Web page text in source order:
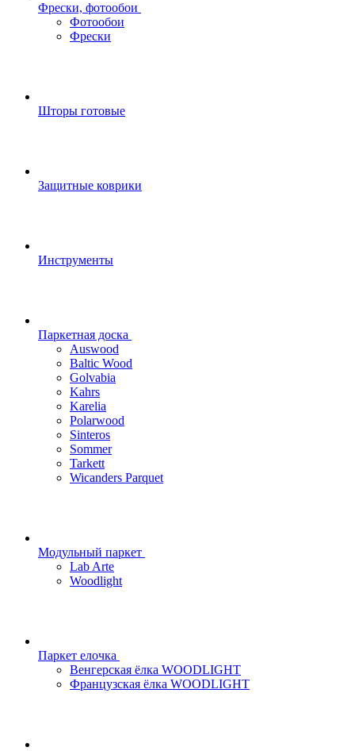
Фрески, фотообои
Фотообои
Фрески
Шторы готовые
Защитные коврики
Инструменты
Паркетная доска
Auswood
Baltic Wood
Golvabia
Kahrs
Karelia
Polarwood
Sinteros
Sommer
Tarkett
Wicanders Parquet
Модульный паркет
Lab Arte
Woodlight
Паркет елочка
Венгерская ёлка WOODLIGHT
Французская ёлка WOODLIGHT